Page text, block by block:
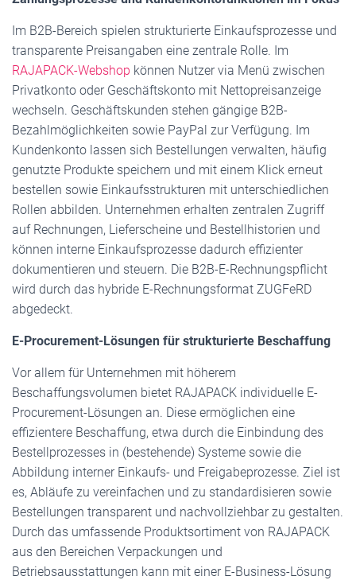
Im B2B-Bereich spielen strukturierte Einkaufsprozesse und
transparente Preisangaben eine zentrale Rolle. Im
RAJAPACK-Webshop können Nutzer via Menü zwischen
Privatkonto oder Geschäftskonto mit Nettopreisanzeige
wechseln. Geschäftskunden stehen gängige B2B-
Bezahlmöglichkeiten sowie PayPal zur Verfügung. Im
Kundenkonto lassen sich Bestellungen verwalten, häufig
genutzte Produkte speichern und mit einem Klick erneut
bestellen sowie Einkaufsstrukturen mit unterschiedlichen
Rollen abbilden. Unternehmen erhalten zentralen Zugriff
auf Rechnungen, Lieferscheine und Bestellhistorien und
können interne Einkaufsprozesse dadurch effizienter
dokumentieren und steuern. Die B2B-E-Rechnungspflicht
wird durch das hybride E-Rechnungsformat ZUGFeRD
abgedeckt.
E-Procurement-Lösungen für strukturierte Beschaffung
Vor allem für Unternehmen mit höherem
Beschaffungsvolumen bietet RAJAPACK individuelle E-
Procurement-Lösungen an. Diese ermöglichen eine
effizientere Beschaffung, etwa durch die Einbindung des
Bestellprozesses in (bestehende) Systeme sowie die
Abbildung interner Einkaufs- und Freigabeprozesse. Ziel ist
es, Abläufe zu vereinfachen und zu standardisieren sowie
Bestellungen transparent und nachvollziehbar zu gestalten.
Durch das umfassende Produktsortiment von RAJAPACK
aus den Bereichen Verpackungen und
Betriebsausstattungen kann mit einer E-Business-Lösung